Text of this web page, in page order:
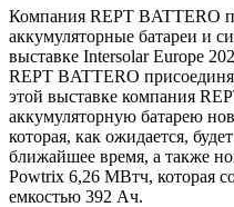
Компания REPT BATTERO
аккумуляторные батареи и
выставке Intersolar Europe
REPT BATTERO
этой выставке компания
аккумуляторную батарею
которая, как ожидается,
ближайшее время, а также
Powtrix 6,26 МВтч, которая
емкостью 392 Ач.